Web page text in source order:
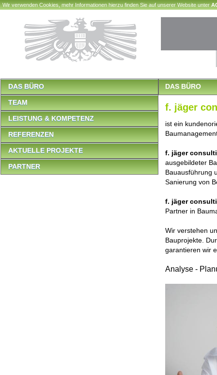
Wir verwenden Cookies, mehr Informationen hierzu finden Sie auf unserer Website unter
DAS BÜRO
TEAM
LEISTUNG & KOMPETENZ
REFERENZEN
AKTUELLE PROJEKTE
PARTNER
DAS BÜRO
f. jäger
ist ein
f. jäger
ausgebildeter
Bauausführung
Sanierung von
f. jäger
Partner in
Wir verstehen
Bauprojekte.
garantieren wir
Analyse -